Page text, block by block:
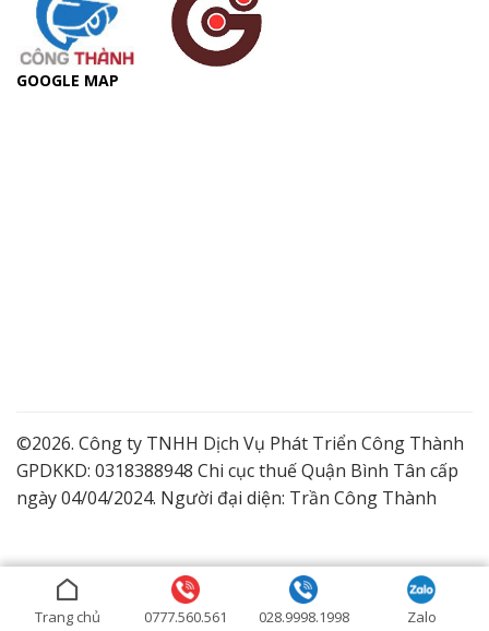
GOOGLE MAP
©2026. Công ty TNHH Dịch Vụ Phát Triển Công Thành
GPDKKD: 0318388948 Chi cục thuế Quận Bình Tân cấp
ngày 04/04/2024. Người đại diện: Trần Công Thành
Lắp Camera Quận 9 Giá Tốt
Dịch vụ lắp đặt camera trọn gói
Lắp đặt camera ở Bình Dương
Trang chủ 0777.560.561 028.9998.1998 Zalo